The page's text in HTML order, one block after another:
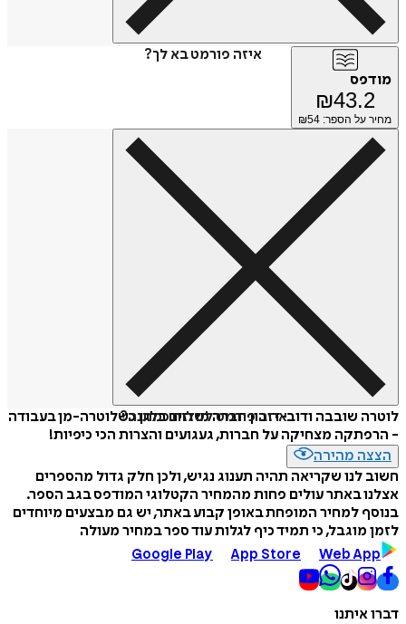
איזה פורמט בא לך?
מודפס
₪43.2
מחיר על הספר: ₪ 54
איזה פורמט לשלוח כמתנה?
לוטרה שובבה ודוב-דובון חברה מוזזים בלגן כשלוטרה-מן בעבודה
- הרפתקה מצחיקה על חברות, געגועים והצרות הכי כיפיות!
הצצה מהירה
חשוב לנו שקריאה תהיה תענוג נגיש, ולכן חלק גדול מהספרים
אצלנו באתר עולים פחות מהמחיר הקטלוגי המודפס בגב הספר.
בנוסף למחיר המופחת באופן קבוע באתר, יש גם מבצעים מיוחדים
לזמן מוגבל, כי תמיד כיף לגלות עוד ספר במחיר מעולה
Google Play
App Store Web App
דברו איתנו